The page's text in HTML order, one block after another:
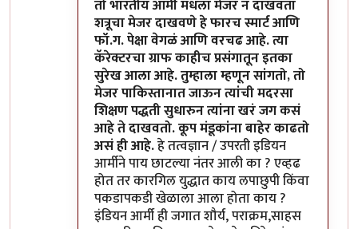
तो भारतीय आर्मी मधला मेजर न दाखवता
शत्रूचा मेजर दाखवणे हे फारच स्मार्ट आणि
फॉ.ग. पेक्षा वेगळं आणि वरचढ आहे. त्या
कॅरेक्टरचा ग्राफ काहीच प्रसंगातून इतका
सुरेख आला आहे. तुम्हाला म्हणून सांगतो, तो
मेजर पाकिस्तानात जाऊन त्यांची मदरसा
शिक्षण पद्धती सुधारुन त्यांना खरं जग कसं
आहे ते दाखवतो. कूप मंडूकांना बाहेर काढतो
असं ही आहे.हे तत्वज्ञान / उपरती इडियन
आर्मीने पाय छाटल्या नंतर आली का ? एव्हढ
होत तर कारगिल युद्धात काय लपाछुपी किंवा
पकडापकडी खेळाला आला होता काय ?
इंडियन आर्मी ही जगात शौर्य, पराक्रम,साहस